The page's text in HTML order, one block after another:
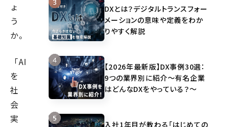
ょ
う
か。
「AI
を
社
会
実
DXとは？デジタルトランスフォー
メーションの意味や定義をわか
りやすく解説
【2026年最新版】DX事例30選：
9つの業界別に紹介～有名企業
はどんなDXをやっている？～
入社1年目が教わる「はじめての